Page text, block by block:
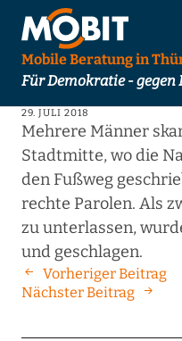
Mobile Beratung in
Für Demokratie -
29. JULI 2018
Mehrere Männer
Stadtmitte, wo die
den Fußweg
rechte Parolen. Als
zu unterlassen,
und geschlagen.
Vorheriger Beitrag
Nächster Beitrag